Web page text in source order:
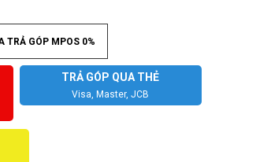
TRẢ GÓP MPOS 0%
TRẢ GÓP QUA THẺ
Visa, Master, JCB